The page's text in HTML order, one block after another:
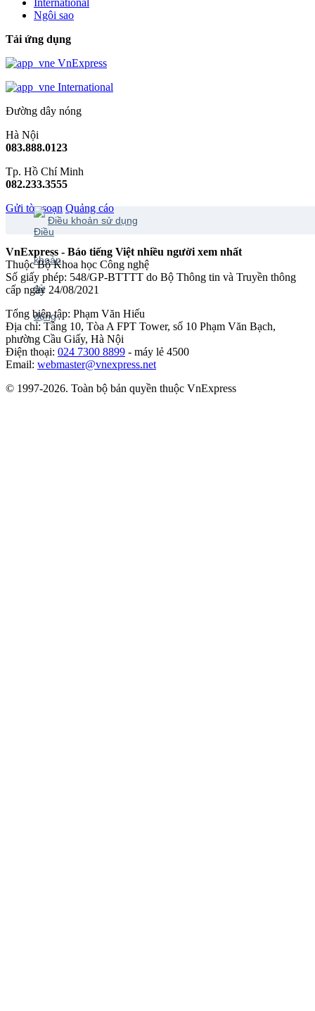
International
Ngôi sao
Tải ứng dụng
VnExpress
International
Đường dây nóng
Hà Nội
083.888.0123
Tp. Hồ Chí Minh
082.233.3555
Gửi tòa soạn Quảng cáo
Điều khoản sử dụng
VnExpress - Báo tiếng Việt nhiều người xem nhất
Thuộc Bộ Khoa học Công nghệ
Số giấy phép: 548/GP-BTTTT do Bộ Thông tin và Truyền thông
cấp ngày 24/08/2021
Tổng biên tập: Phạm Văn Hiếu
Địa chỉ: Tầng 10, Tòa A FPT Tower, số 10 Phạm Văn Bạch,
phường Cầu Giấy, Hà Nội
Điện thoại: 024 7300 8899 - máy lẻ 4500
Email: webmaster@vnexpress.net
© 1997-2026. Toàn bộ bản quyền thuộc VnExpress